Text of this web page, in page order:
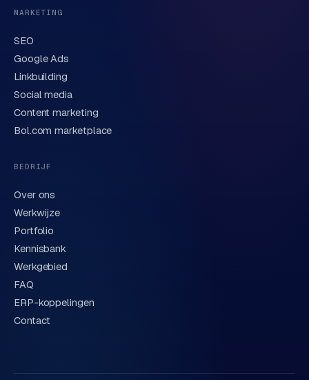
Verstuur aanvraag
We behandelen je gegevens zorgvuldig conform onze
privacyverklaring
MARKETING
SEO
Google Ads
Linkbuilding
Social media
Content marketing
Bol.com marketplace
BEDRIJF
Over ons
Werkwijze
Portfolio
Kennisbank
Werkgebied
FAQ
ERP-koppelingen
Contact